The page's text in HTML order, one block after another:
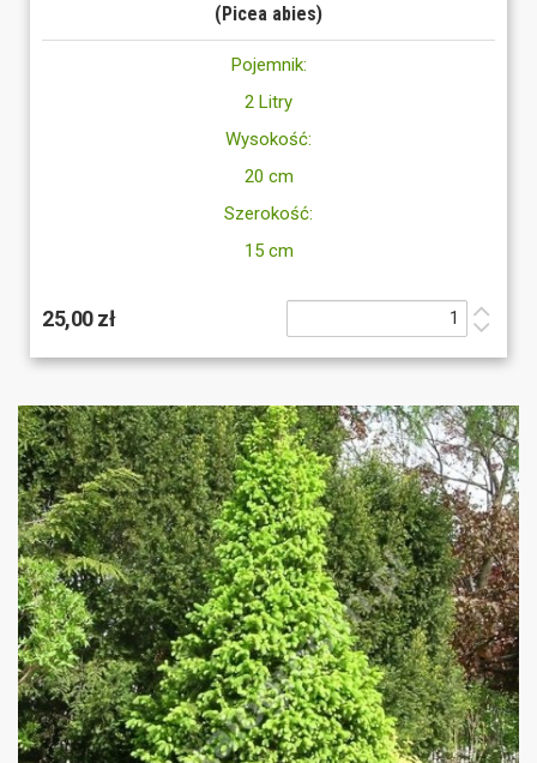
(Picea abies)
Pojemnik:
2 Litry
Wysokość:
20 cm
Szerokość:
15 cm
25,00 zł